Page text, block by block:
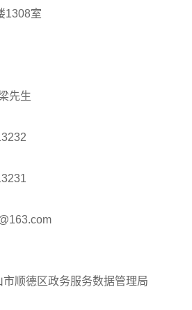
1308室
先生
顺德区政务服务数据管理局